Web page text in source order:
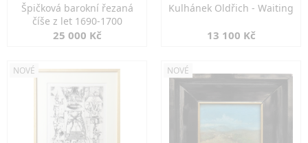
Špičková barokní řezaná
číše z let 1690-1700
25 000 Kč
Kulhánek Oldřich - Waiting
13 100 Kč
NOVÉ NOVÉ